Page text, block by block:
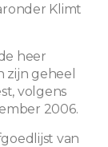
Klimt
heer
zijn geheel
volgens
2006.
van